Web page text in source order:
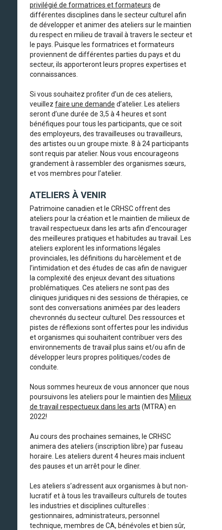
privilégié de formatrices et formateurs de
différentes disciplines dans le secteur culturel afin
de développer et animer des ateliers sur le maintien
du respect en milieu de travail à travers le secteur et
le pays. Puisque les formatrices et formateurs
proviennent de différentes parties du pays et du
secteur, ils apporteront leurs propres expertises et
connaissances.
Si vous souhaitez profiter d’un de ces ateliers,
veuillez faire une demande d’atelier. Les ateliers
seront d’une durée de 3,5 à 4 heures et sont
bénéfiques pour tous les participants, que ce soit
des employeurs, des travailleuses ou travailleurs,
des artistes ou un groupe mixte. 8 à 24 participants
sont requis par atelier. Nous vous encourageons
grandement à rassembler des organismes sœurs,
et vos membres pour l’atelier.
ATELIERS À VENIR
Patrimoine canadien et le CRHSC offrent des
ateliers pour la création et le maintien de milieux de
travail respectueux dans les arts afin d’encourager
des meilleures pratiques et habitudes au travail. Les
ateliers explorent les informations légales
provinciales, les définitions du harcèlement et de
l’intimidation et des études de cas afin de naviguer
la complexité des enjeux devant des situations
problématiques. Ces ateliers ne sont pas des
cliniques juridiques ni des sessions de thérapies, ce
sont des conversations animées par des leaders
chevronnés du secteur culturel. Des ressources et
pistes de réflexions sont offertes pour les individus
et organismes qui souhaitent contribuer vers des
environnements de travail plus sains et/ou afin de
développer leurs propres politiques/codes de
conduite.
Nous sommes heureux de vous annoncer que nous
poursuivons les ateliers pour le maintien des Milieux
de travail respectueux dans les arts (MTRA) en
2022!
Au cours des prochaines semaines, le CRHSC
animera des ateliers (inscription libre) par fuseau
horaire. Les ateliers durent 4 heures mais incluent
des pauses et un arrêt pour le dîner.
Les ateliers s’adressent aux organismes à but non-
lucratif et à tous les travailleurs culturels de toutes
les industries et disciplines culturelles :
gestionnaires, administrateurs, personnel
technique, membres de CA, bénévoles et bien sûr,